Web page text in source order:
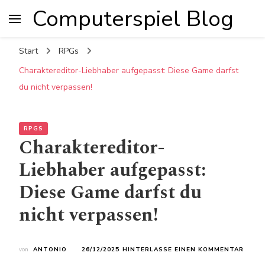
Computerspiel Blog
Start
RPGs
Charaktereditor-Liebhaber aufgepasst: Diese Game darfst
du nicht verpassen!
RPGS
Charaktereditor-
Liebhaber aufgepasst:
Diese Game darfst du
nicht verpassen!
von ANTONIO 26/12/2025 HINTERLASSE EINEN KOMMENTAR